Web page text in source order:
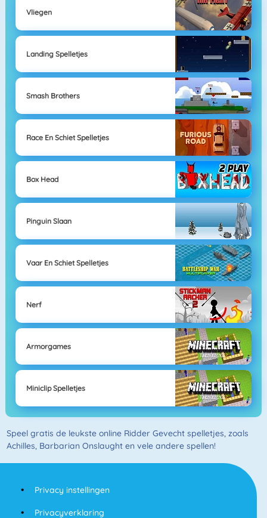
Vliegen
Landing Spelletjes
Smash Brothers
Race En Schiet Spelletjes
Box Head
Pinguin Slaan
Vaar En Schiet Spelletjes
Nerf
Armorgames
Miniclip Spelletjes
Speel gratis de leukste online Ridder Gevecht spelletjes, zoals
Achilles, Barbarian Onslaught en vele andere spellen!
Privacy instellingen
Privacyverklaring